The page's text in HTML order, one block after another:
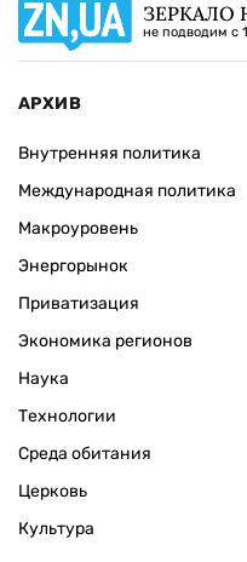
ЗЕРКАЛО
не подводим с
АРХИВ
Внутренняя политика
Международная политика
Макроуровень
Энергорынок
Приватизация
Экономика регионов
Наука
Технологии
Среда обитания
Церковь
Культура